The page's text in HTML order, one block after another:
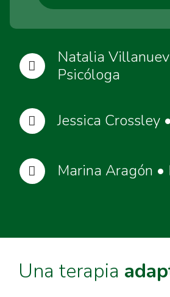
Natalia
Psicóloga
Jessica Crossley
Marina Aragón •
Una terapia